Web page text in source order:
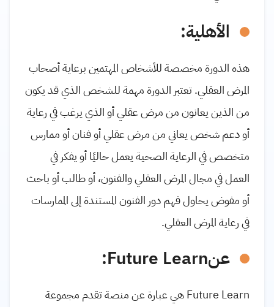
الأهلية:
هذه الدورة مخصصة للأشخاص المهتمين برعاية أصحاب
المرض العقلي. تعتبر الدورة مهمة للشخص الذي قد يكون
من الذين يعانون من مرض عقلي أو الذي يرغب في رعاية
أو دعم شخص يعاني من مرض عقلي أو فنان أو ممارس
متخصص في الرعاية الصحية يعمل حاليًا أو يفكر في
العمل في مجال المرض العقلي والفنون، أو طالب أو باحث
أو مفوض يحاول فهم دور الفنون المستندة إلى الممارسات
في رعاية المرض العقلي.
عنFuture Learn
:
Future Learnهي عبارة عن منصة تقدم مجموعة